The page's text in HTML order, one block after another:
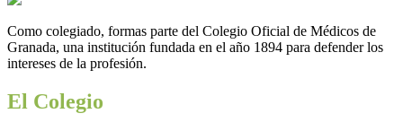
Como colegiado, formas parte del Colegio Oficial de Médicos de
Granada, una institución fundada en el año 1894 para defender los
intereses de la profesión.
El Colegio